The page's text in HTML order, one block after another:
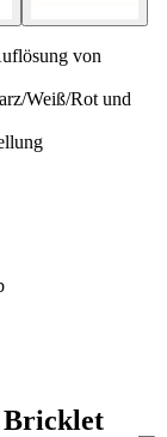
von
Weiß/Rot und
Bricklet